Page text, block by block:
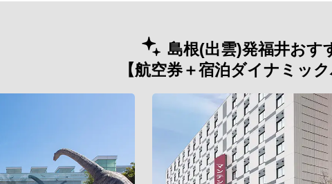
島根(出雲)発福井おす
【航空券＋宿泊ダイナミッ